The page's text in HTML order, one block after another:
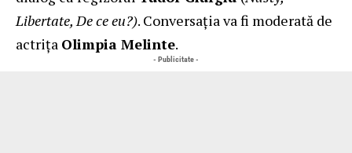
Libertate, De ce eu?). Conversația va fi moderată de
actrița Olimpia Melinte.
- Publicitate -